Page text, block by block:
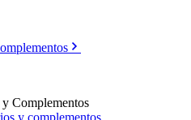
Complementos
y complementos